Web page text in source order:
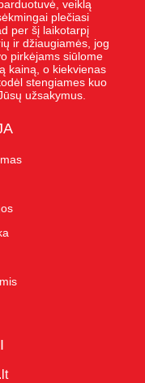
veiklą
plečiasi
per šį laikotarpį
ir džiaugiamės, jog
pirkėjams siūlome
kainą, o kiekvienas
stengiames kuo
užsakymus.